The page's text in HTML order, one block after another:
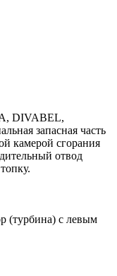
DIVABEL,
запасная часть
камерой сгорания
отвод
(турбина) с левым